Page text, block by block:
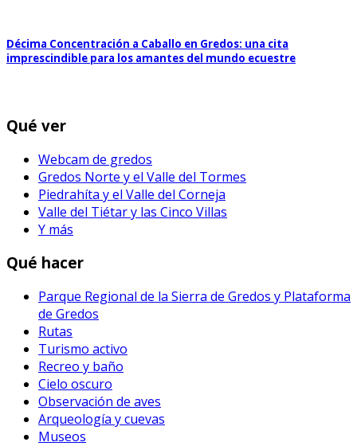
Décima Concentración a Caballo en Gredos: una cita
imprescindible para los amantes del mundo ecuestre
Qué ver
Webcam de gredos
Gredos Norte y el Valle del Tormes
Piedrahíta y el Valle del Corneja
Valle del Tiétar y las Cinco Villas
Y más
Qué hacer
Parque Regional de la Sierra de Gredos y Plataforma
de Gredos
Rutas
Turismo activo
Recreo y baño
Cielo oscuro
Observación de aves
Arqueología y cuevas
Museos